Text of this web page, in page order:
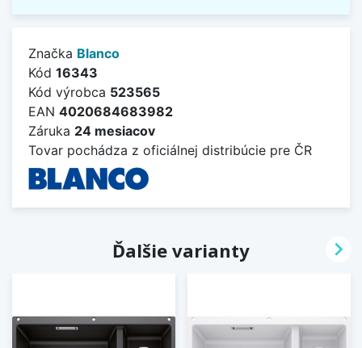
Značka Blanco
Kód 16343
Kód výrobca 523565
EAN 4020684683982
Záruka 24 mesiacov
Tovar pochádza z oficiálnej distribúcie pre ČR
Ďalšie varianty 